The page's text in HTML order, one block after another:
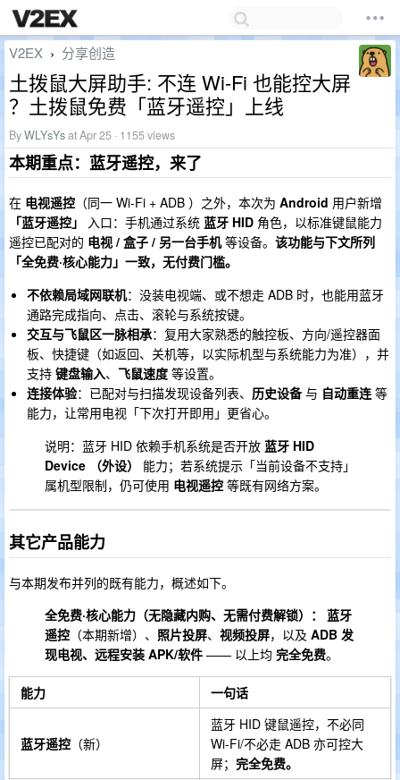
V2EX › 分享创造
土拨鼠大屏助手: 不连 Wi-Fi 也能控大屏
？土拨鼠免费「蓝牙遥控」上线
ByWLYsYsat Apr 25 · 1155 views
本期重点：蓝牙遥控，来了
在 电视遥控 （同一 Wi-Fi + ADB ）之外，本次为 Android 用户新增
「蓝牙遥控」
入口：手机通过系统 蓝牙 HID 角色，以标准键鼠能力
遥控已配对的 电视 / 盒子 / 另一台手机等设备。 该功能与下文所列
「全免费·核心能力」一致，无付费门槛。
不依赖局域网联机：没装电视端、或不想走 ADB 时，也能用蓝牙
通路完成指向、点击、滚轮与系统按键。
交互与飞鼠区一脉相承：复用大家熟悉的触控板、方向/遥控器面
板、快捷键（如返回、关机等，以实际机型与系统能力为准），并
支持 键盘输入、 飞鼠速度 等设置。
连接体验：已配对与扫描发现设备列表、 历史设备与 自动重连 等
能力，让常用电视「下次打开即用」更省心。
说明：蓝牙 HID 依赖手机系统是否开放 蓝牙 HID
Device （外设）
能力；若系统提示「当前设备不支持」
属机型限制，仍可使用 电视遥控 等既有网络方案。
其它产品能力
与本期发布并列的既有能力，概述如下。
全免费·核心能力（无隐藏内购、无需付费解锁）：
蓝牙
遥控 （本期新增）、 照片投屏、 视频投屏，以及 ADB 发
现电视、远程安装 APK/软件 —— 以上均 完全免费。
能力 一句话
蓝牙遥控 （新）
蓝牙 HID 键鼠遥控，不必同
Wi-Fi/不必走 ADB 亦可控大
屏； 完全免费。